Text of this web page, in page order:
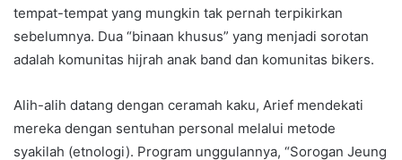
tempat-tempat yang mungkin tak pernah terpikirkan
sebelumnya. Dua “binaan khusus” yang menjadi sorotan
adalah komunitas hijrah anak band dan komunitas bikers.
Alih-alih datang dengan ceramah kaku, Arief mendekati
mereka dengan sentuhan personal melalui metode
syakilah (etnologi). Program unggulannya, “Sorogan Jeung